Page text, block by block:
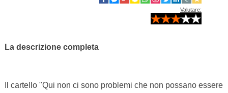
Valutare:
La descrizione completa
Il cartello "Qui non ci sono problemi che non possano essere